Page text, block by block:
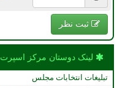
ثبت نظر
لینک دوستان مركز اسپرت
تبلیغات انتخابات مجلس